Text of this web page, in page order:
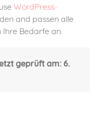
WordPress-
and passen alle
Bedarfe an.
geprüft am: 6.